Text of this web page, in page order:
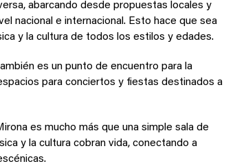
abarcando desde propuestas locales y
nacional e internacional. Esto hace que sea
y la cultura de todos los estilos y edades.
es un punto de encuentro para la
para conciertos y fiestas destinados a
es mucho más que una simple sala de
y la cultura cobran vida, conectando a